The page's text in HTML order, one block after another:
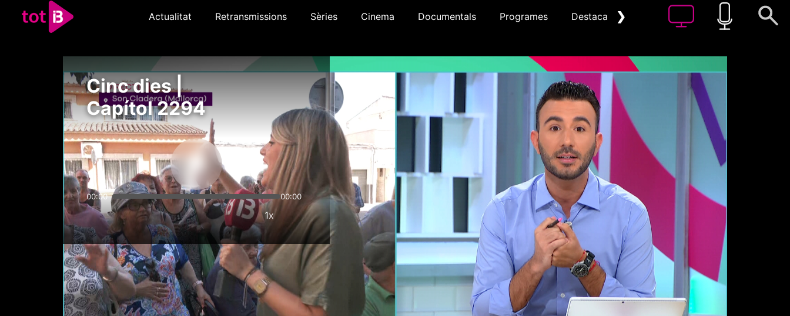
Actualitat Retransmissions Sèries Cinema Documentals Programes Destacat ❯
Cinc dies |
Capítol 2294
00:00 00:00
1x